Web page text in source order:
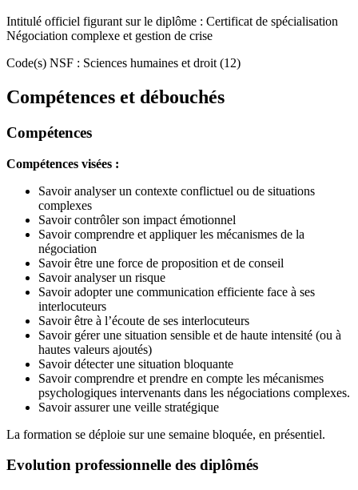
Intitulé officiel figurant sur le diplôme : Certificat de spécialisation
Négociation complexe et gestion de crise
Code(s) NSF : Sciences humaines et droit (12)
Compétences et débouchés
Compétences
Compétences visées :
Savoir analyser un contexte conflictuel ou de situations
complexes
Savoir contrôler son impact émotionnel
Savoir comprendre et appliquer les mécanismes de la
négociation
Savoir être une force de proposition et de conseil
Savoir analyser un risque
Savoir adopter une communication efficiente face à ses
interlocuteurs
Savoir être à l’écoute de ses interlocuteurs
Savoir gérer une situation sensible et de haute intensité (ou à
hautes valeurs ajoutés)
Savoir détecter une situation bloquante
Savoir comprendre et prendre en compte les mécanismes
psychologiques intervenants dans les négociations complexes.
Savoir assurer une veille stratégique
La formation se déploie sur une semaine bloquée, en présentiel.
Evolution professionnelle des diplômés